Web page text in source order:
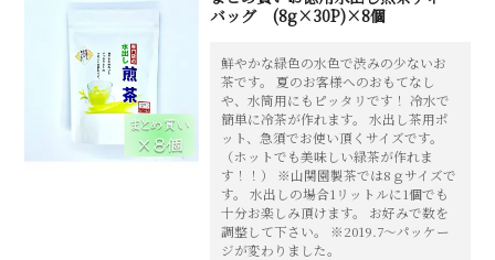
バッグ (8g×30P)×8個
鮮やかな緑色の水色で渋みの少ないお
茶です。 夏のお客様へのおもてなし
や、水筒用にもピッタリです！ 冷水で
簡単に冷茶が作れます。 水出し茶用ポ
ット、急須でお使い頂くサイズです。
（ホットでも美味しい緑茶が作れま
す！！） ※山関園製茶では8ｇサイズで
す。 水出しの場合1リットルに1個でも
十分お楽しみ頂けます。 お好みで数を
調整して下さい。 ※2019.7～パッケー
ジが変わりました。